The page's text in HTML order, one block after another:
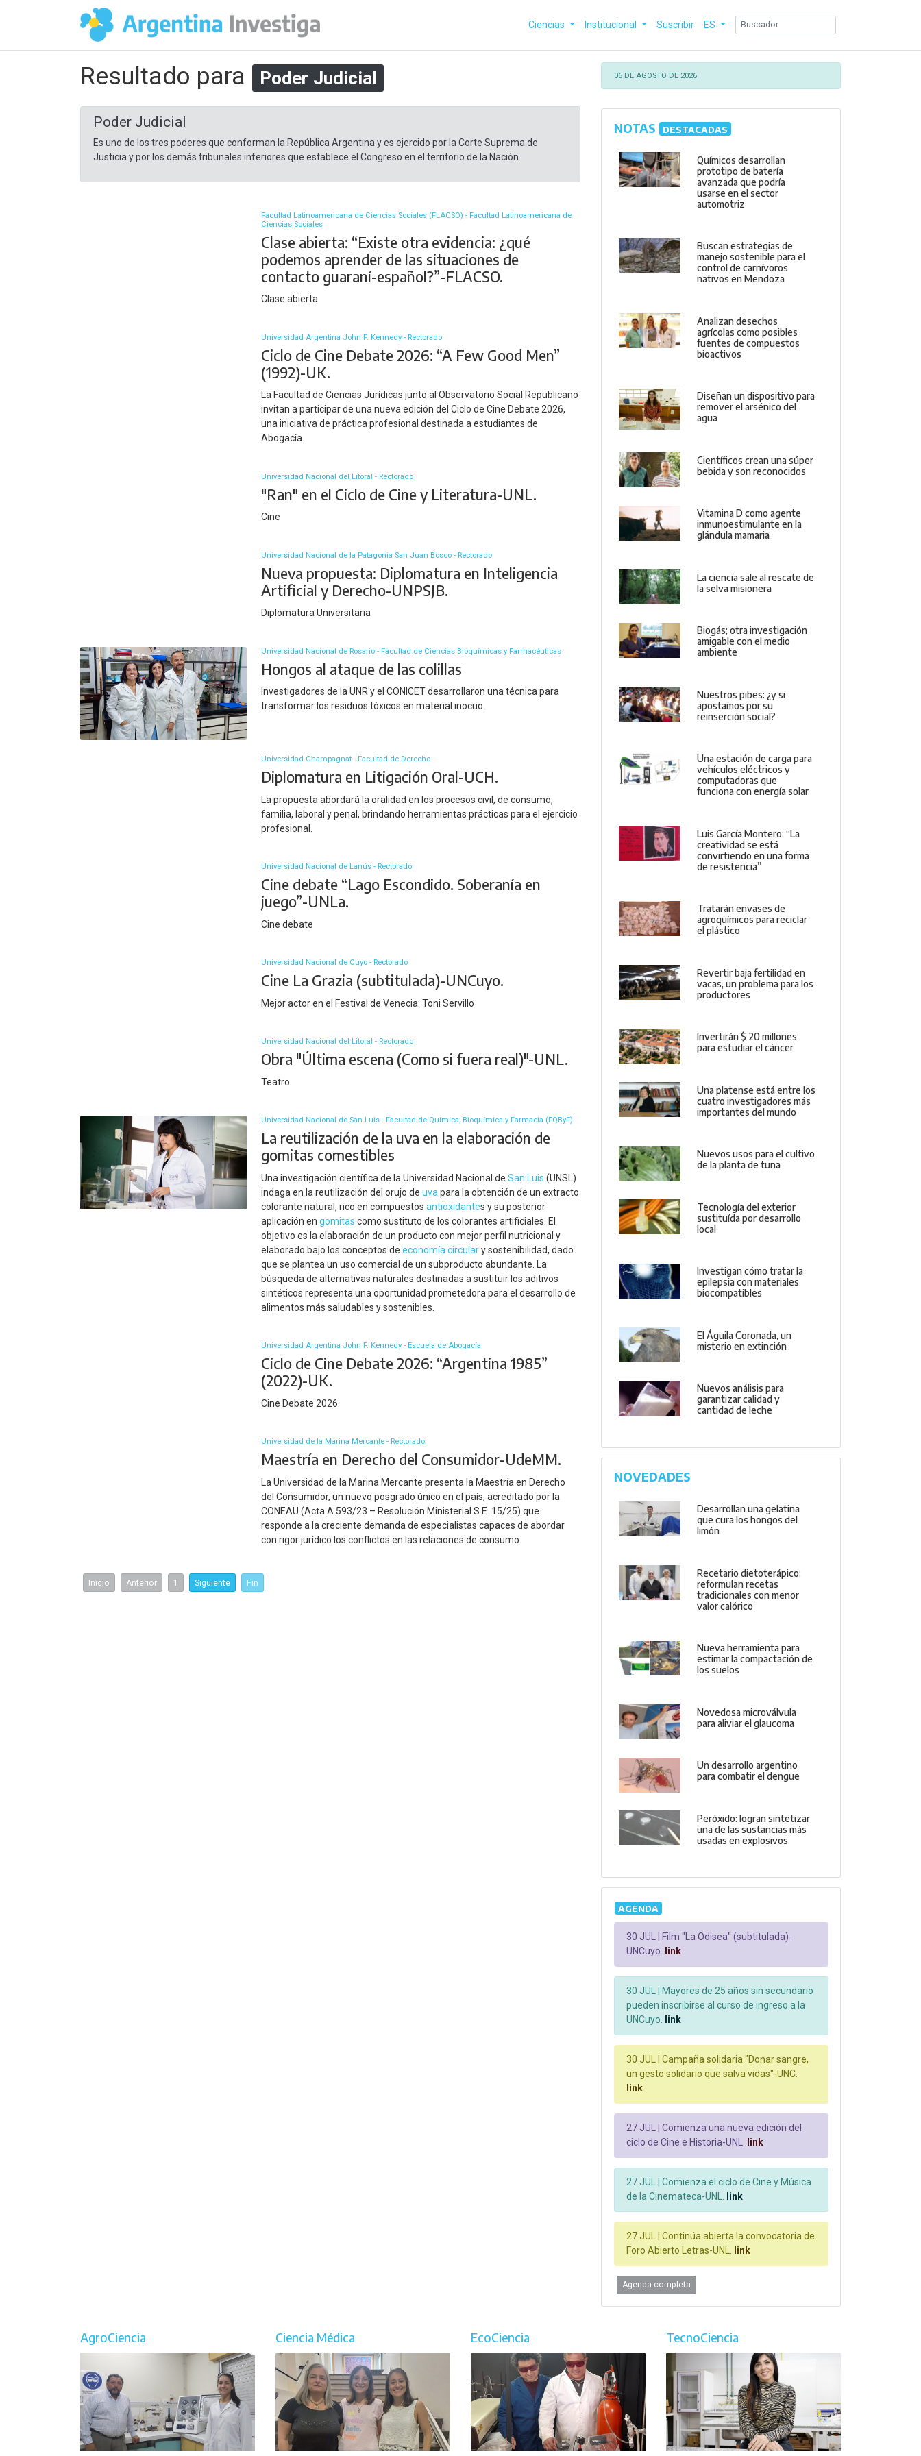
Ciencias Institucional Suscribir ES
Resultado para Poder Judicial
Poder Judicial
Es uno de los tres poderes que conforman la República Argentina y es ejercido por la Corte Suprema de
Justicia y por los demás tribunales inferiores que establece el Congreso en el territorio de la Nación.
Facultad Latinoamericana de Ciencias Sociales (FLACSO) - Facultad Latinoamericana de
Ciencias Sociales
Clase abierta: “Existe otra evidencia: ¿qué
podemos aprender de las situaciones de
contacto guaraní-español?”-FLACSO.
Clase abierta
Universidad Argentina John F. Kennedy - Rectorado
Ciclo de Cine Debate 2026: “A Few Good Men”
(1992)-UK.
La Facultad de Ciencias Jurídicas junto al Observatorio Social Republicano
invitan a participar de una nueva edición del Ciclo de Cine Debate 2026,
una iniciativa de práctica profesional destinada a estudiantes de
Abogacía.
Universidad Nacional del Litoral - Rectorado
"Ran" en el Ciclo de Cine y Literatura-UNL.
Cine
Universidad Nacional de la Patagonia San Juan Bosco - Rectorado
Nueva propuesta: Diplomatura en Inteligencia
Artificial y Derecho-UNPSJB.
Diplomatura Universitaria
Universidad Nacional de Rosario - Facultad de Ciencias Bioquímicas y Farmacéuticas
Hongos al ataque de las colillas
Investigadores de la UNR y el CONICET desarrollaron una técnica para
transformar los residuos tóxicos en material inocuo.
Universidad Champagnat - Facultad de Derecho
Diplomatura en Litigación Oral-UCH.
La propuesta abordará la oralidad en los procesos civil, de consumo,
familia, laboral y penal, brindando herramientas prácticas para el ejercicio
profesional.
Universidad Nacional de Lanús - Rectorado
Cine debate “Lago Escondido. Soberanía en
juego”-UNLa.
Cine debate
Universidad Nacional de Cuyo - Rectorado
Cine La Grazia (subtitulada)-UNCuyo.
Mejor actor en el Festival de Venecia: Toni Servillo
Universidad Nacional del Litoral - Rectorado
Obra "Última escena (Como si fuera real)"-UNL.
Teatro
Universidad Nacional de San Luis - Facultad de Química, Bioquímica y Farmacia (FQByF)
La reutilización de la uva en la elaboración de
gomitas comestibles
Una investigación científica de la Universidad Nacional deSan Luis (UNSL)
indaga en la reutilización del orujo deuva para la obtención de un extracto
colorante natural, rico en compuestosantioxidantes y su posterior
aplicación engomitas como sustituto de los colorantes artificiales. El
objetivo es la elaboración de un producto con mejor perfil nutricional y
elaborado bajo los conceptos deeconomía circulary sostenibilidad, dado
que se plantea un uso comercial de un subproducto abundante. La
búsqueda de alternativas naturales destinadas a sustituir los aditivos
sintéticos representa una oportunidad prometedora para el desarrollo de
alimentos más saludables y sostenibles.
Universidad Argentina John F. Kennedy - Escuela de Abogacía
Ciclo de Cine Debate 2026: “Argentina 1985”
(2022)-UK.
Cine Debate 2026
Universidad de la Marina Mercante - Rectorado
Maestría en Derecho del Consumidor-UdeMM.
La Universidad de la Marina Mercante presenta la Maestría en Derecho
del Consumidor, un nuevo posgrado único en el país, acreditado por la
CONEAU (Acta A.593/23 – Resolución Ministerial S.E. 15/25) que
responde a la creciente demanda de especialistas capaces de abordar
con rigor jurídico los conflictos en las relaciones de consumo.
Inicio Anterior 1 Siguiente Fin
06 DE AGOSTO DE 2026
NOTAS DESTACADAS
Químicos desarrollan
prototipo de batería
avanzada que podría
usarse en el sector
automotriz
Buscan estrategias de
manejo sostenible para el
control de carnívoros
nativos en Mendoza
Analizan desechos
agrícolas como posibles
fuentes de compuestos
bioactivos
Diseñan un dispositivo para
remover el arsénico del
agua
Científicos crean una súper
bebida y son reconocidos
Vitamina D como agente
inmunoestimulante en la
glándula mamaria
La ciencia sale al rescate de
la selva misionera
Biogás; otra investigación
amigable con el medio
ambiente
Nuestros pibes: ¿y si
apostamos por su
reinserción social?
Una estación de carga para
vehículos eléctricos y
computadoras que
funciona con energía solar
Luis García Montero: “La
creatividad se está
convirtiendo en una forma
de resistencia”
Tratarán envases de
agroquímicos para reciclar
el plástico
Revertir baja fertilidad en
vacas, un problema para los
productores
Invertirán $ 20 millones
para estudiar el cáncer
Una platense está entre los
cuatro investigadores más
importantes del mundo
Nuevos usos para el cultivo
de la planta de tuna
Tecnología del exterior
sustituída por desarrollo
local
Investigan cómo tratar la
epilepsia con materiales
biocompatibles
El Águila Coronada, un
misterio en extinción
Nuevos análisis para
garantizar calidad y
cantidad de leche
NOVEDADES
Desarrollan una gelatina
que cura los hongos del
limón
Recetario dietoterápico:
reformulan recetas
tradicionales con menor
valor calórico
Nueva herramienta para
estimar la compactación de
los suelos
Novedosa microválvula
para aliviar el glaucoma
Un desarrollo argentino
para combatir el dengue
Peróxido: logran sintetizar
una de las sustancias más
usadas en explosivos
AGENDA
30 JUL |
Film "La Odisea" (subtitulada)-
UNCuyo.
link
30 JUL |
Mayores de 25 años sin secundario
pueden inscribirse al curso de ingreso a la
UNCuyo.
link
30 JUL |
Campaña solidaria "Donar sangre,
un gesto solidario que salva vidas"-UNC.
link
27 JUL |
Comienza una nueva edición del
ciclo de Cine e Historia-UNL.
link
27 JUL |
Comienza el ciclo de Cine y Música
de la Cinemateca-UNL.
link
27 JUL |
Continúa abierta la convocatoria de
Foro Abierto Letras-UNL.
link
Agenda completa
AgroCiencia Ciencia Médica EcoCiencia TecnoCiencia